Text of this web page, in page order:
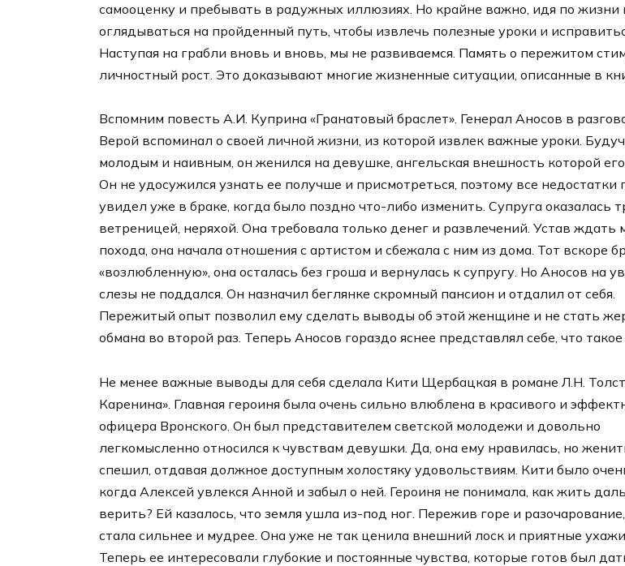
самооценку и пребывать в радужных иллюзиях. Но крайне важно, идя по жизни
оглядываться на пройденный путь, чтобы извлечь полезные уроки и
Наступая на грабли вновь и вновь, мы не развиваемся. Память о пережитом
личностный рост. Это доказывают многие жизненные ситуации, описанные в
Вспомним повесть А.И. Куприна «Гранатовый браслет». Генерал Аносов в
Верой вспоминал о своей личной жизни, из которой извлек важные уроки.
молодым и наивным, он женился на девушке, ангельская внешность которой
Он не удосужился узнать ее получше и присмотреться, поэтому все недостатки
увидел уже в браке, когда было поздно что-либо изменить. Супруга оказалась
ветреницей, неряхой. Она требовала только денег и развлечений. Устав ждать
похода, она начала отношения с артистом и сбежала с ним из дома. Тот вскоре
«возлюбленную», она осталась без гроша и вернулась к супругу. Но Аносов на
слезы не поддался. Он назначил беглянке скромный пансион и отдалил от себя.
Пережитый опыт позволил ему сделать выводы об этой женщине и не стать
обмана во второй раз. Теперь Аносов гораздо яснее представлял себе, что
Не менее важные выводы для себя сделала Кити Щербацкая в романе Л.Н.
Каренина». Главная героиня была очень сильно влюблена в красивого и
офицера Вронского. Он был представителем светской молодежи и довольно
легкомысленно относился к чувствам девушки. Да, она ему нравилась, но
спешил, отдавая должное доступным холостяку удовольствиям. Кити было
когда Алексей увлекся Анной и забыл о ней. Героиня не понимала, как жить
верить? Ей казалось, что земля ушла из-под ног. Пережив горе и
стала сильнее и мудрее. Она уже не так ценила внешний лоск и приятные
Теперь ее интересовали глубокие и постоянные чувства, которые готов был